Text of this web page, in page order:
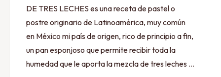
DE TRES LECHES es una receta de pastel o
postre originario de Latinoamérica, muy común
en México mi país de origen, rico de principio a fin,
un pan esponjoso que permite recibir toda la
humedad que le aporta la mezcla de tres leches …